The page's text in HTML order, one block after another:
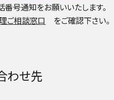
号通知をお願いいたします。
ご相談窓口 をご確認下さい。
わせ先